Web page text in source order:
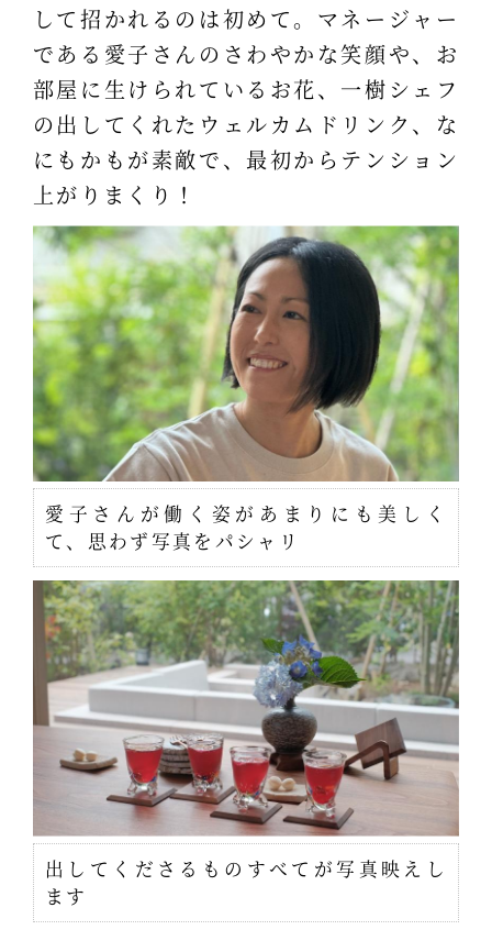
して招かれるのは初めて。マネージャー
である愛子さんのさわやかな笑顔や、お
部屋に生けられているお花、一樹シェフ
の出してくれたウェルカムドリンク、な
にもかもが素敵で、最初からテンション
上がりまくり！
愛子さんが働く姿があまりにも美しく
て、思わず写真をパシャリ
出してくださるものすべてが写真映えし
ます